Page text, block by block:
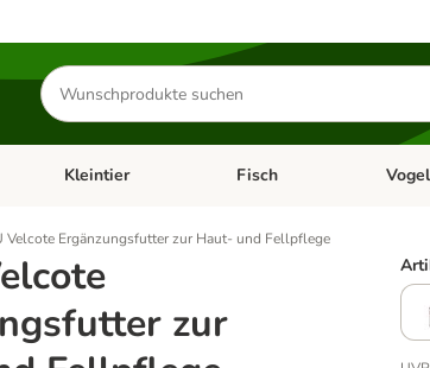
Produkte
suchen
& Zubehör
Kategorie-Menü öffnen: Hundefutter & Zubehör
Kleintier Kategorie-Menü öffnen:
Fisch Vogel
Velcote Ergänzungsfutter zur Haut- und Fellpflege
zur